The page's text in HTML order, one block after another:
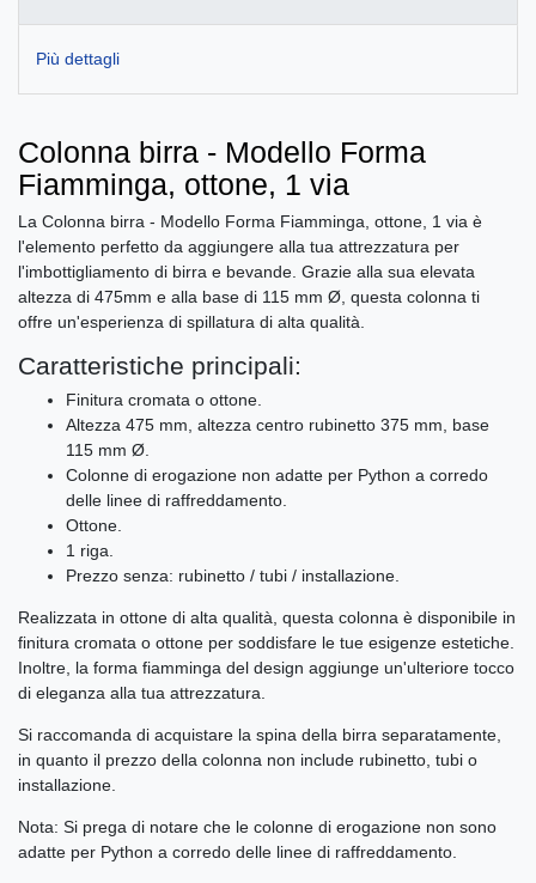
Più dettagli
Colonna birra - Modello Forma
Fiamminga, ottone, 1 via
La Colonna birra - Modello Forma Fiamminga, ottone, 1 via è
l'elemento perfetto da aggiungere alla tua attrezzatura per
l'imbottigliamento di birra e bevande. Grazie alla sua elevata
altezza di 475mm e alla base di 115 mm Ø, questa colonna ti
offre un'esperienza di spillatura di alta qualità.
Caratteristiche principali:
Finitura cromata o ottone.
Altezza 475 mm, altezza centro rubinetto 375 mm, base
115 mm Ø.
Colonne di erogazione non adatte per Python a corredo
delle linee di raffreddamento.
Ottone.
1 riga.
Prezzo senza: rubinetto / tubi / installazione.
Realizzata in ottone di alta qualità, questa colonna è disponibile in
finitura cromata o ottone per soddisfare le tue esigenze estetiche.
Inoltre, la forma fiamminga del design aggiunge un'ulteriore tocco
di eleganza alla tua attrezzatura.
Si raccomanda di acquistare la spina della birra separatamente,
in quanto il prezzo della colonna non include rubinetto, tubi o
installazione.
Nota: Si prega di notare che le colonne di erogazione non sono
adatte per Python a corredo delle linee di raffreddamento.